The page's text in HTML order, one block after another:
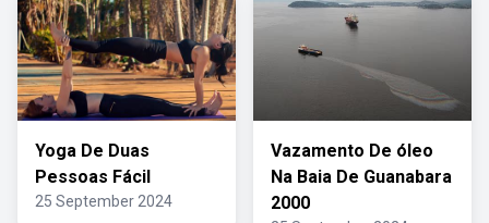
Yoga De Duas
Pessoas Fácil
25 September 2024
Vazamento De óleo
Na Baia De Guanabara
2000